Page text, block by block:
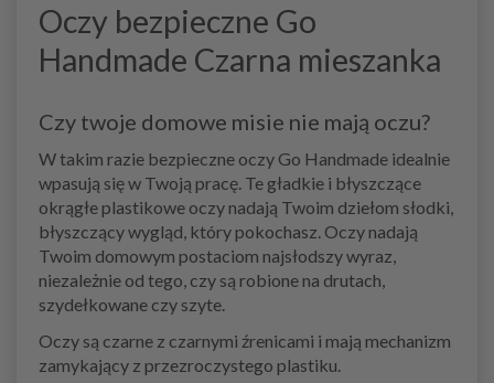
Oczy bezpieczne Go
Handmade Czarna mieszanka
Czy twoje domowe misie nie mają oczu?
W takim razie bezpieczne oczy Go Handmade idealnie
wpasują się w Twoją pracę. Te gładkie i błyszczące
okrągłe plastikowe oczy nadają Twoim dziełom słodki,
błyszczący wygląd, który pokochasz. Oczy nadają
Twoim domowym postaciom najsłodszy wyraz,
niezależnie od tego, czy są robione na drutach,
szydełkowane czy szyte.
Oczy są czarne z czarnymi źrenicami i mają mechanizm
zamykający z przezroczystego plastiku.